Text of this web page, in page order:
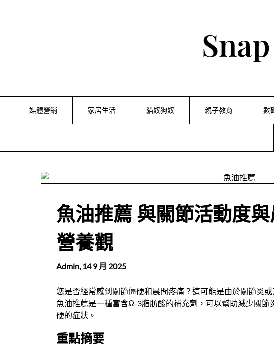
媒體營銷 家居生活 貓奴狗奴 親子教育 數
魚油推薦 與關節活動度
營養觀
Admin,14 9 月 2025
您是否經常感到關節僵硬和晨間疼痛？這可能是由於關節炎或
魚油推薦是一種富含Ω-3脂肪酸的補充劑，可以幫助減少關節
硬的症狀。
重點摘要